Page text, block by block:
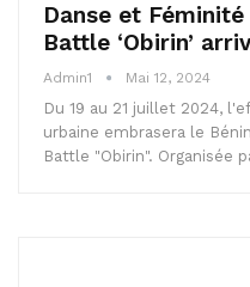
Danse et
Battle ‘Obirin’
Admin1 Mai 12, 2024
Du 19 au 21 juillet 2024,
urbaine embrasera le
Battle "Obirin". Organisée